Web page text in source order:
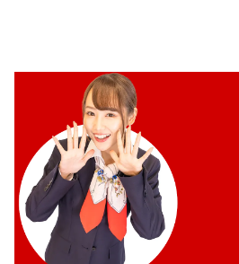
Longines 15 SS Manual
Winding Black